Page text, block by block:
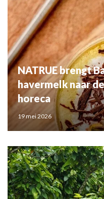
NATRUE brengt
havermelk naar
horeca
19 mei 2026